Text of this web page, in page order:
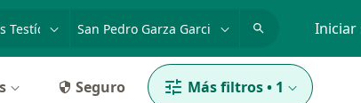
o nombre Iniciar
Seguro Más filtros• 1